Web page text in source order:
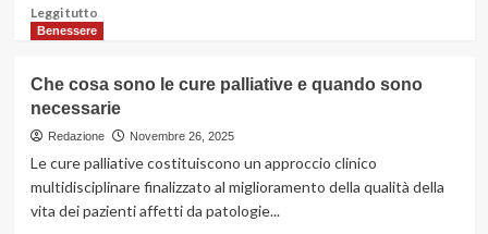
Leggi tuttoLeggi
di
Valutazioni
immobiliari:
qualche
consiglio
anche
per
Benessere
Che cosa sono le cure palliative e quando sono
necessarie
Redazione Novembre 26, 2025
Le cure palliative costituiscono un approccio clinico
multidisciplinare finalizzato al miglioramento della qualità della
vita dei pazienti affetti da patologie...